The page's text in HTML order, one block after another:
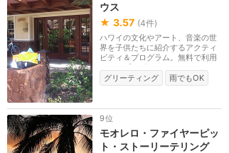
ウス
★ 3.57 (4件)
ハワイの文化やアート、音楽の世
界を子供たちに紹介するアクティ
ビティ＆プログラム。無料で利用
できるプログラム...
グリーティング
雨でもOK
9位
モオレロ・ファイヤーピッ
ト・ストーリーテリング